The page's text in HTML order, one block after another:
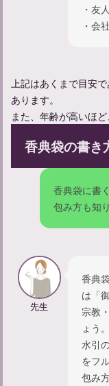
家族葬に参列する際
法事に参列する際の
・友
・会
上記はあくまで目安
あります。
また、年齢が高いほ
香典袋の書き
香典袋に書
包み方も知
先生
香典
は「
宗教
ょう。
水引
をフ
包み